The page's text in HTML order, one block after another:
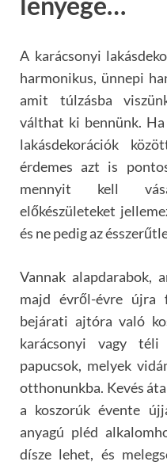
A karácsonyi
harmonikus, ünnepi
amit túlzásba
válthat ki bennünk.
lakásdekorációk
érdemes azt is
mennyit kell
előkészületeket
és ne pedig az
Vannak alapdarabok,
majd évről-évre újra
bejárati ajtóra való
karácsonyi vagy
papucsok, melyek
otthonunkba. Kevés
a koszorúk évente
anyagú pléd
dísze lehet, és